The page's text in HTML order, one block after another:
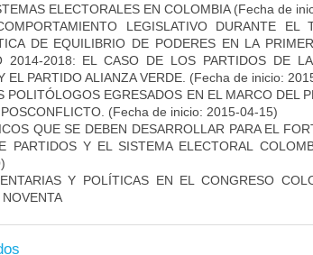
ELECTORALES EN COLOMBIA(Fecha de
LEGISLATIVO DURANTE EL
DE EQUILIBRIO DE PODERES EN LA
2014-2018: EL CASO DE LOS PARTIDOS DE
EL PARTIDO ALIANZA VERDE. (Fecha de inicio:
POLITÓLOGOS EGRESADOS EN EL MARCO DEL
(Fecha de inicio: 2015-04-15)
QUE SE DEBEN DESARROLLAR PARA EL
PARTIDOS Y EL SISTEMA ELECTORAL
Y POLÍTICAS EN EL CONGRESO